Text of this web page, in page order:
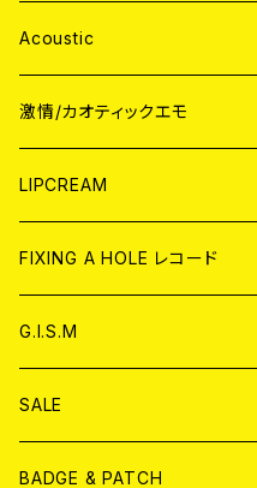
Acoustic
JAPAN
CD
ANALOG
WORLD
CD
ANALOG
激情/カオティックエモ
JAPAN
CD
ANALOG
WORLD
CD
ANALOG
LIPCREAM
CD
アナログ
DVD
T-shirt & WEAR
FIXING A HOLE レコード
G.I.S.M
CD
ANALOG
SALE
BADGE & PATCH